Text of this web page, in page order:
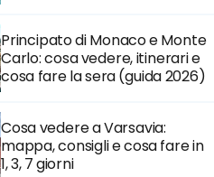
Principato di Monaco e Monte
Carlo: cosa vedere, itinerari e
cosa fare la sera (guida 2026)
Cosa vedere a Varsavia:
mappa, consigli e cosa fare in
1, 3, 7 giorni